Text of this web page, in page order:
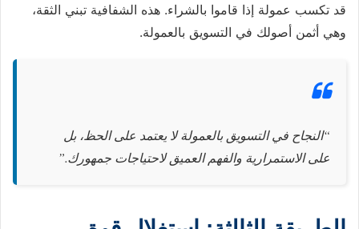
قد تكسب عمولة إذا قاموا بالشراء. هذه الشفافية تبني الثقة،
وهي أثمن أصولك في التسويق بالعمولة.
“النجاح في التسويق بالعمولة لا يعتمد على الحظ، بل
على الاستمرارية والفهم العميق لاحتياجات جمهورك.”